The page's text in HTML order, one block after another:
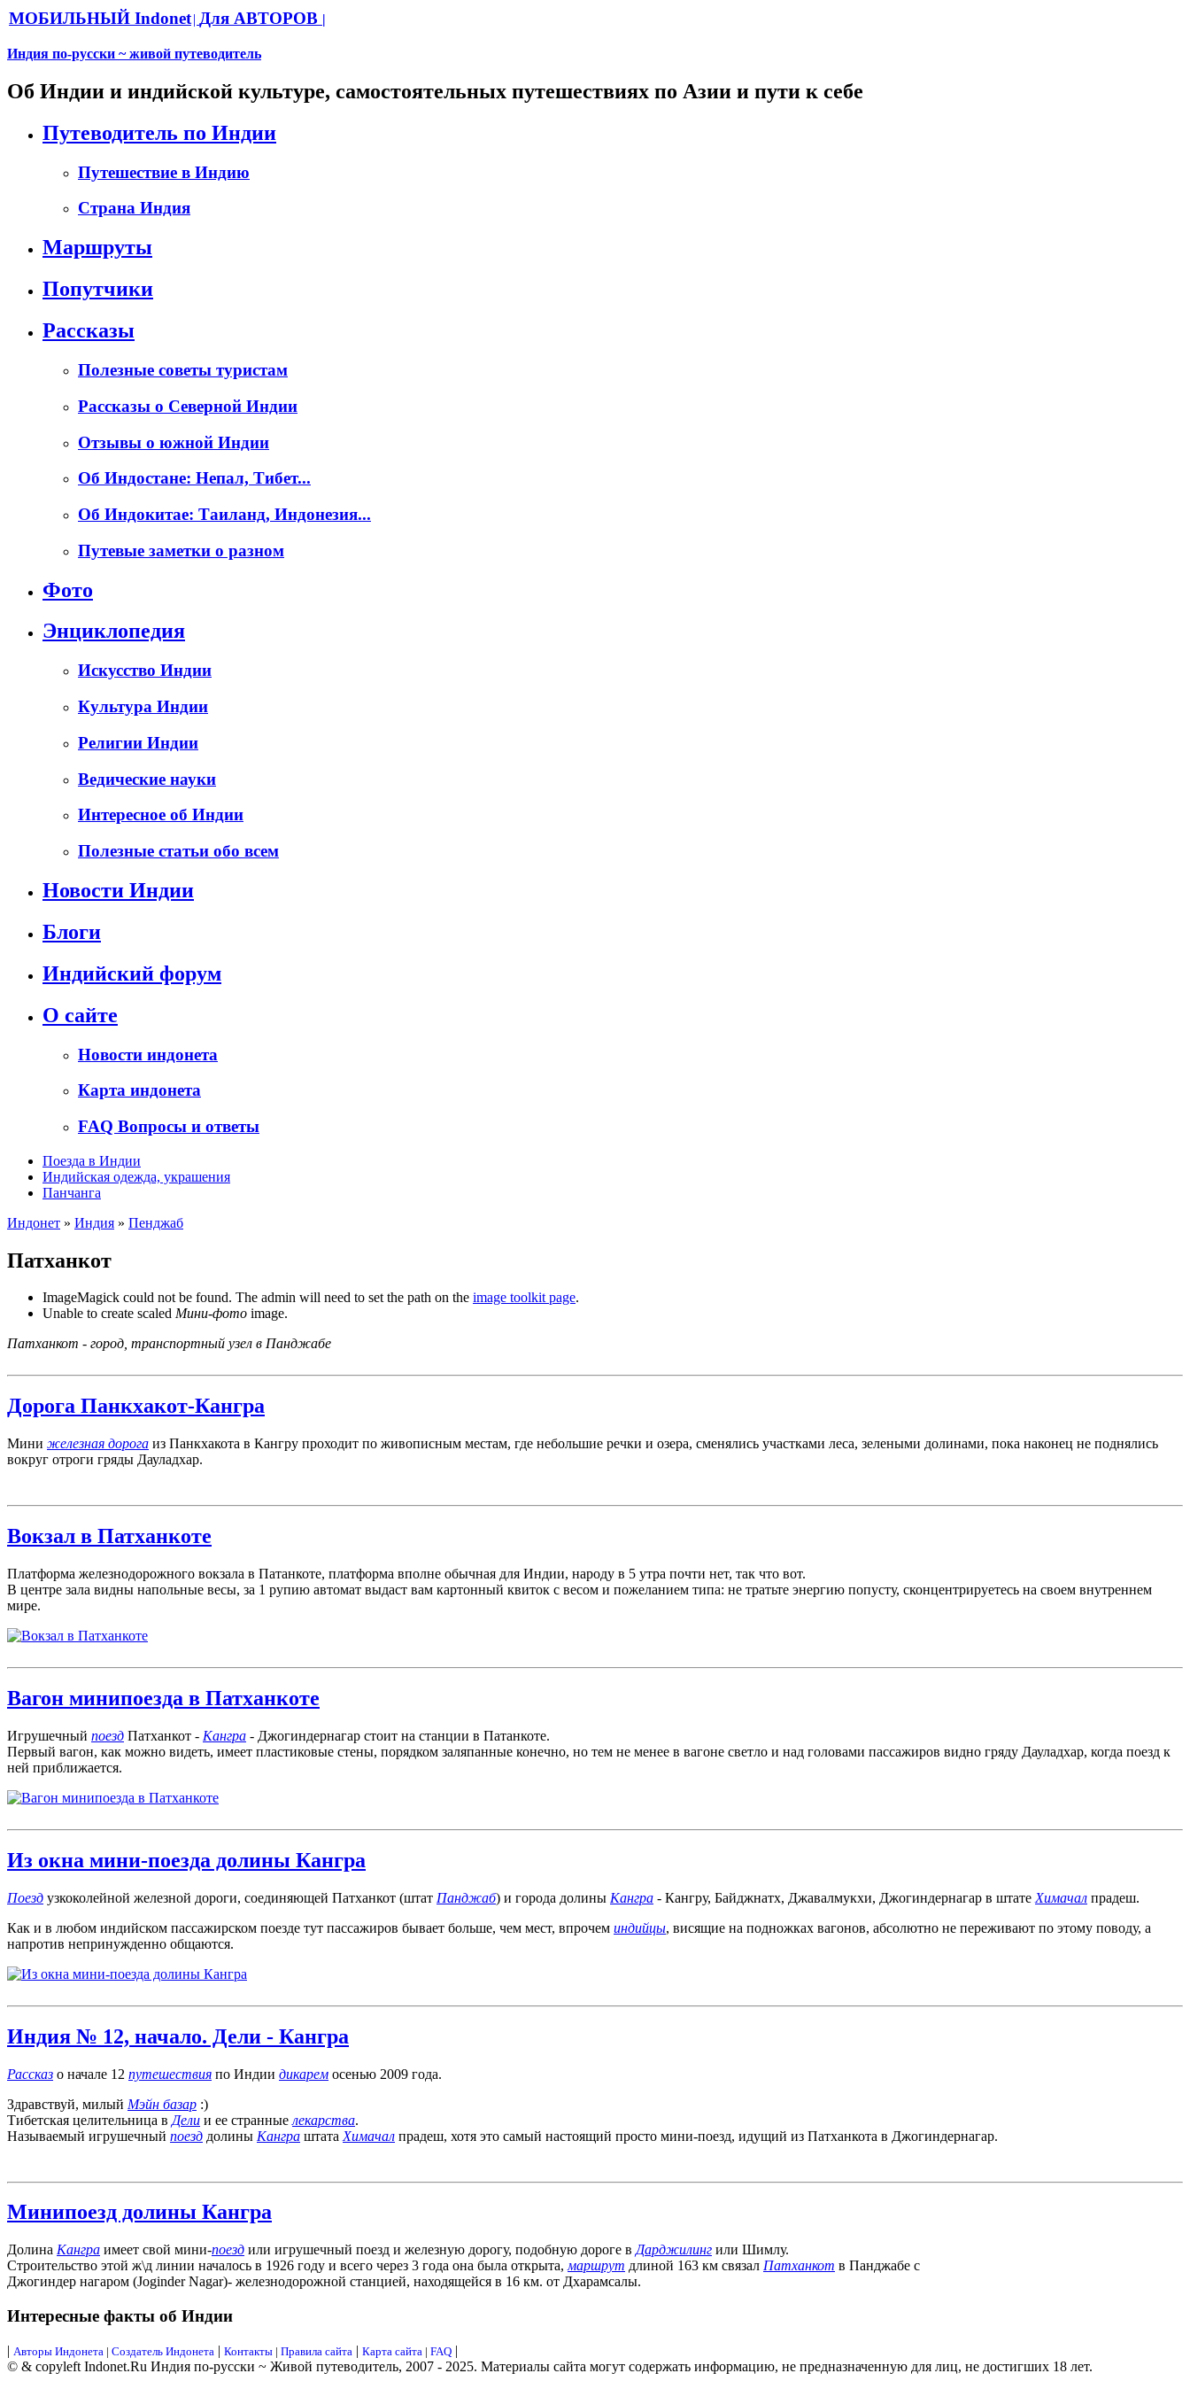
МОБИЛЬНЫЙ Indonet| Для АВТОРОВ |
Индия по-русски ~ живой путеводитель
Об Индии и индийской культуре, самостоятельных путешествиях по Азии и пути к себе
Путеводитель по Индии
Путешествие в Индию
Страна Индия
Маршруты
Попутчики
Рассказы
Полезные советы туристам
Рассказы о Северной Индии
Отзывы о южной Индии
Об Индостане: Непал, Тибет...
Об Индокитае: Таиланд, Индонезия...
Путевые заметки о разном
Фото
Энциклопедия
Искусство Индии
Культура Индии
Религии Индии
Ведические науки
Интересное об Индии
Полезные статьи обо всем
Новости Индии
Блоги
Индийский форум
О сайте
Новости индонета
Карта индонета
FAQ Вопросы и ответы
Поезда в Индии
Индийская одежда, украшения
Панчанга
Индонет » Индия » Пенджаб
Патханкот
ImageMagick could not be found. The admin will need to set the path on the image toolkit page.
Unable to create scaled Мини-фото image.
Патханкот - город, транспортный узел в Панджабе
Дорога Панкхакот-Кангра
Мини железная дорога из Панкхакота в Кангру проходит по живописным местам, где небольшие речки и озера, сменялись участками леса, зелеными долинами, пока наконец не поднялись
вокруг отроги гряды Дауладхар.
Вокзал в Патханкоте
Платформа железнодорожного вокзала в Патанкоте, платформа вполне обычная для Индии, народу в 5 утра почти нет, так что вот.
В центре зала видны напольные весы, за 1 рупию автомат выдаст вам картонный квиток с весом и пожеланием типа: не тратьте энергию попусту, сконцентрируетесь на своем внутреннем
мире.
Вагон минипоезда в Патханкоте
Игрушечный поезд Патханкот - Кангра - Джогиндернагар стоит на станции в Патанкоте.
Первый вагон, как можно видеть, имеет пластиковые стены, порядком заляпанные конечно, но тем не менее в вагоне светло и над головами пассажиров видно гряду Дауладхар, когда поезд к
ней приближается.
Из окна мини-поезда долины Кангра
Поезд узкоколейной железной дороги, соединяющей Патханкот (штат Панджаб) и города долины Кангра - Кангру, Байджнатх, Джавалмукхи, Джогиндернагар в штате Химачал прадеш.
Как и в любом индийском пассажирском поезде тут пассажиров бывает больше, чем мест, впрочем индийцы, висящие на подножках вагонов, абсолютно не переживают по этому поводу, а
напротив непринужденно общаются.
Индия № 12, начало. Дели - Кангра
Рассказ о начале 12 путешествия по Индии дикарем осенью 2009 года.
Здравствуй, милый Мэйн базар :)
Тибетская целительница в Дели и ее странные лекарства.
Называемый игрушечный поезд долины Кангра штата Химачал прадеш, хотя это самый настоящий просто мини-поезд, идущий из Патханкота в Джогиндернагар.
Минипоезд долины Кангра
Долина Кангра имеет свой мини-поезд или игрушечный поезд и железную дорогу, подобную дороге в Дарджилинг или Шимлу.
Строительство этой ж\д линии началось в 1926 году и всего через 3 года она была открыта, маршрут длиной 163 км связал Патханкот в Панджабе с
Джогиндер нагаром (Joginder Nagar)- железнодорожной станцией, находящейся в 16 км. от Дхарамсалы.
Интересные факты об Индии
| Авторы Индонета | Создатель Индонета | Контакты | Правила сайта | Карта сайта | FAQ |
© & copyleft Indonet.Ru Индия по-русски ~ Живой путеводитель, 2007 - 2025. Материалы сайта могут содержать информацию, не предназначенную для лиц, не достигших 18 лет.